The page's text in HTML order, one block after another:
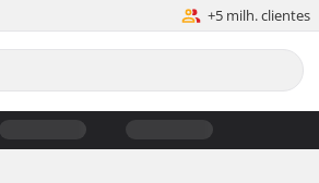
+5 milh. clientes